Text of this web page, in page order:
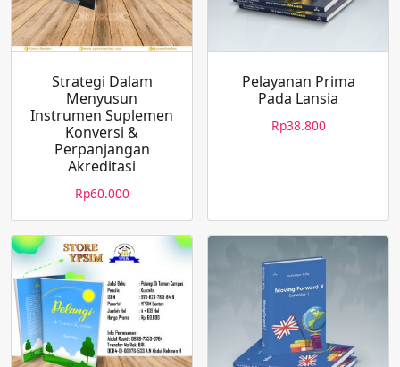
Strategi Dalam
Menyusun
Instrumen Suplemen
Konversi &
Perpanjangan
Akreditasi
Rp60.000
Pelayanan Prima
Pada Lansia
Rp38.800